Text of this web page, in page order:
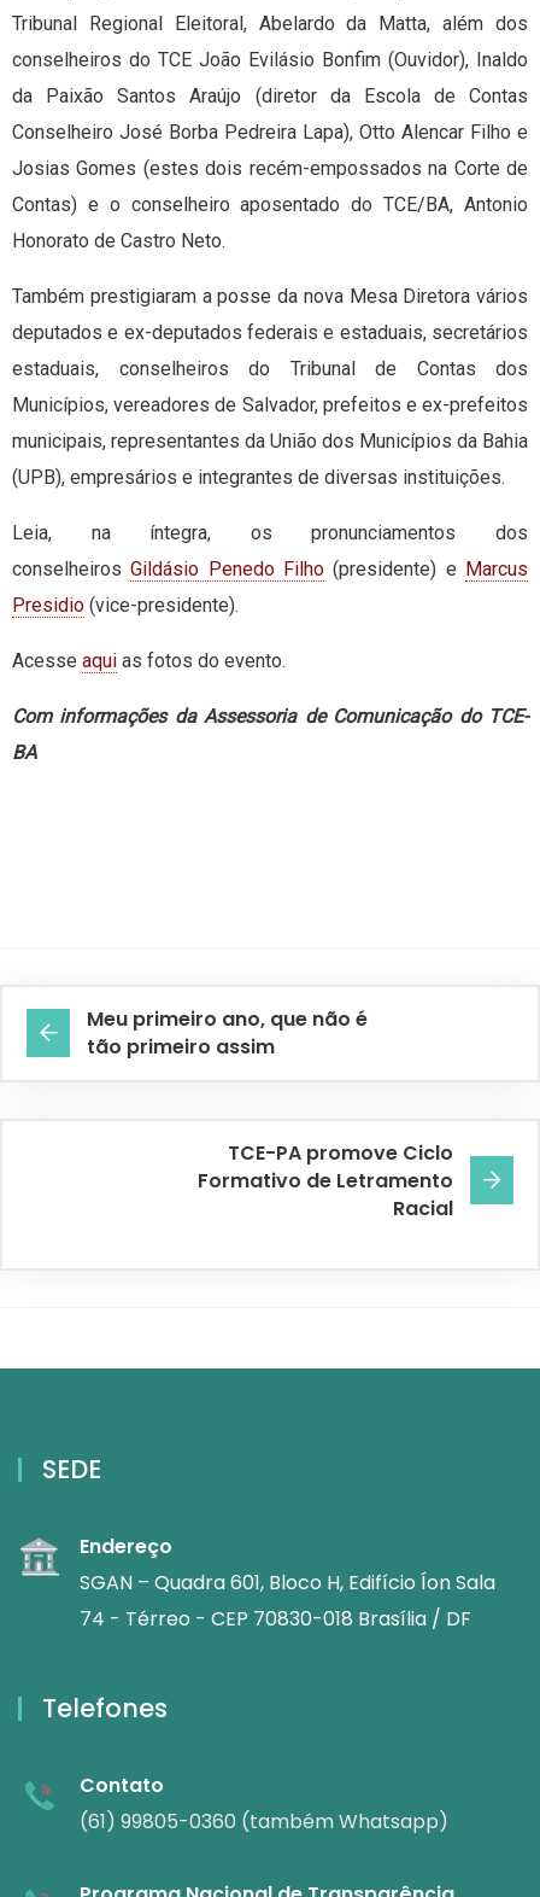
Tribunal Regional Eleitoral, Abelardo da Matta, além dos
conselheiros do TCE João Evilásio Bonfim (Ouvidor), Inaldo
da Paixão Santos Araújo (diretor da Escola de Contas
Conselheiro José Borba Pedreira Lapa), Otto Alencar Filho e
Josias Gomes (estes dois recém-empossados na Corte de
Contas) e o conselheiro aposentado do TCE/BA, Antonio
Honorato de Castro Neto.
Também prestigiaram a posse da nova Mesa Diretora vários
deputados e ex-deputados federais e estaduais, secretários
estaduais, conselheiros do Tribunal de Contas dos
Municípios, vereadores de Salvador, prefeitos e ex-prefeitos
municipais, representantes da União dos Municípios da Bahia
(UPB), empresários e integrantes de diversas instituições.
Leia, na íntegra, os pronunciamentos dos
conselheirosGildásio Penedo Filho (presidente) e Marcus
Presidio (vice-presidente).
Acesse aqui as fotos do evento.
Com informações da Assessoria de Comunicação do TCE-
BA
Meu primeiro ano, que não é
tão primeiro assim
TCE-PA promove Ciclo
Formativo de Letramento
Racial
SEDE
Endereço
SGAN – Quadra 601, Bloco H, Edifício Íon Sala
74 - Térreo - CEP 70830-018 Brasília / DF
Telefones
Contato
(61) 99805-0360 (também Whatsapp)